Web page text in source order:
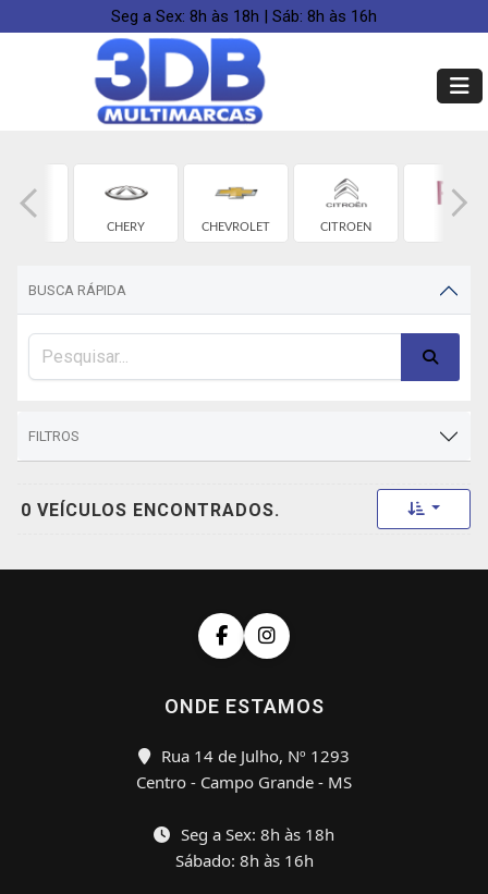
Seg a Sex: 8h às 18h | Sáb: 8h às 16h
BYD
CHERY
CHEVROLET CITROEN
BUSCA RÁPIDA
FILTROS
0 VEÍCULOS ENCONTRADOS. Toggle
ONDE ESTAMOS
Rua 14 de Julho, Nº 1293
Centro - Campo Grande - MS
Seg a Sex: 8h às 18h
Sábado: 8h às 16h